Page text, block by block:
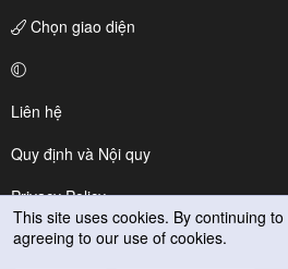
Chọn giao diện
Liên hệ
Quy định và Nội quy
Privacy Policy
Trợ giúp
This site uses cookies. By continuing
agreeing to our use of cookies.